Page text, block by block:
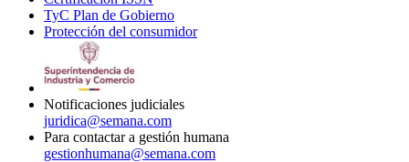
new
window
in
new
TyC Plan de Gobierno
in
Protección del consumidorOpens
Notificaciones judiciales
juridica@semana.com
Para contactar a gestión humana
gestionhumana@semana.com